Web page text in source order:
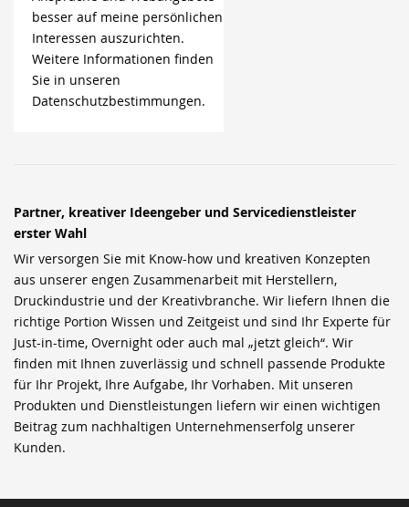
besser auf meine persönlichen
Interessen auszurichten.
Weitere Informationen finden
Sie in unseren
Datenschutzbestimmungen.
Partner, kreativer Ideengeber und Servicedienstleister
erster Wahl
Wir versorgen Sie mit Know-how und kreativen Konzepten
aus unserer engen Zusammenarbeit mit Herstellern,
Druckindustrie und der Kreativbranche. Wir liefern Ihnen die
richtige Portion Wissen und Zeitgeist und sind Ihr Experte für
Just-in-time, Overnight oder auch mal „jetzt gleich“. Wir
finden mit Ihnen zuverlässig und schnell passende Produkte
für Ihr Projekt, Ihre Aufgabe, Ihr Vorhaben. Mit unseren
Produkten und Dienstleistungen liefern wir einen wichtigen
Beitrag zum nachhaltigen Unternehmenserfolg unserer
Kunden.